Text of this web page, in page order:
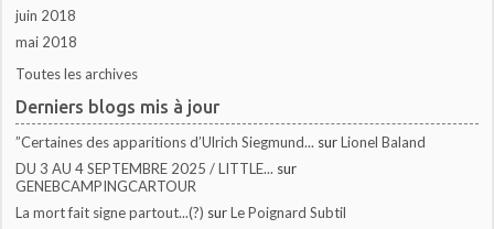
juin 2018
mai 2018
Toutes les archives
Derniers blogs mis à jour
”Certaines des apparitions d’Ulrich Siegmund... surLionel Baland
DU 3 AU 4 SEPTEMBRE 2025 / LITTLE... sur
GENEBCAMPINGCARTOUR
La mort fait signe partout...(?) surLe Poignard Subtil